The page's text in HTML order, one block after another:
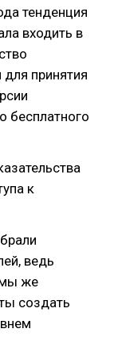
тенденция
входить в
принятия
бесплатного
к
ведь
мы же
создать